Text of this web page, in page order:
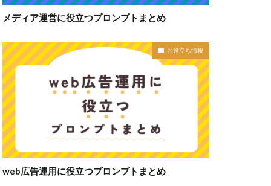
メディア運営に役立つプロンプトまとめ
お役立ち情報
web広告運用に役立つプロンプトまとめ